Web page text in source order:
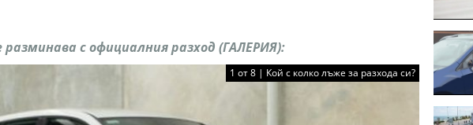
разминава с официалния разход (ГАЛЕРИЯ):
1 от 8 | Кой с колко лъже за разхода си?